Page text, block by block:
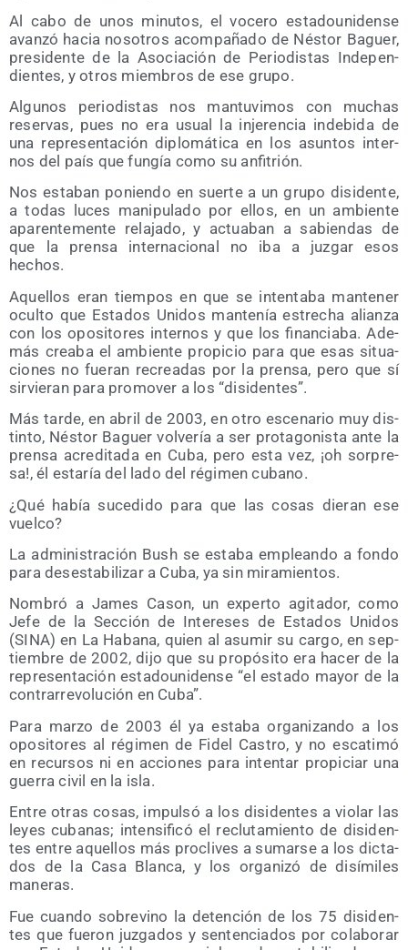
Al cabo de unos minu­tos, el voce­ro esta­dou­ni­den­se
avan­zó hacia noso­tros acom­pa­ña­do de Nés­tor Baguer,
pre­si­den­te de la Aso­cia­ción de Perio­dis­tas Inde­pen­
dien­tes, y otros miem­bros de ese grupo.
Algu­nos perio­dis­tas nos man­tu­vi­mos con muchas
reser­vas, pues no era usual la inje­ren­cia inde­bi­da de
una repre­sen­ta­ción diplo­má­ti­ca en los asun­tos inter­
nos del país que fun­gía como su anfitrión.
Nos esta­ban ponien­do en suer­te a un gru­po disi­den­te,
a todas luces mani­pu­la­do por ellos, en un ambien­te
apa­ren­te­men­te rela­ja­do, y actua­ban a sabien­das de
que la pren­sa inter­na­cio­nal no iba a juz­gar esos
hechos.
Aque­llos eran tiem­pos en que se inten­ta­ba man­te­ner
ocul­to que Esta­dos Uni­dos man­te­nía estre­cha alian­za
con los opo­si­to­res inter­nos y que los finan­cia­ba. Ade­
más crea­ba el ambien­te pro­pi­cio para que esas situa­
cio­nes no fue­ran recrea­das por la pren­sa, pero que sí
sir­vie­ran para pro­mo­ver a los “disi­den­tes”.
Más tar­de, en abril de 2003, en otro esce­na­rio muy dis­
tin­to, Nés­tor Baguer vol­ve­ría a ser pro­ta­go­nis­ta ante la
pren­sa acre­di­ta­da en Cuba, pero esta vez, ¡oh sor­pre­
sa!, él esta­ría del lado del régi­men cubano.
¿Qué había suce­di­do para que las cosas die­ran ese
vuelco?
La admi­nis­tra­ción Bush se esta­ba emplean­do a fon­do
para des­es­ta­bi­li­zar a Cuba, ya sin miramientos.
Nom­bró a James Cason, un exper­to agi­ta­dor, como
Jefe de la Sec­ción de Intere­ses de Esta­dos Uni­dos
(SINA) en La Haba­na, quien al asu­mir su car­go, en sep­
tiem­bre de 2002, dijo que su pro­pó­si­to era hacer de la
repre­sen­ta­ción esta­dou­ni­den­se “el esta­do mayor de la
con­tra­rre­vo­lu­ción en Cuba”.
Para mar­zo de 2003 él ya esta­ba orga­ni­zan­do a los
opo­si­to­res al régi­men de Fidel Cas­tro, y no esca­ti­mó
en recur­sos ni en accio­nes para inten­tar pro­pi­ciar una
gue­rra civil en la isla.
Entre otras cosas, impul­só a los disi­den­tes a vio­lar las
leyes cuba­nas; inten­si­fi­có el reclu­ta­mien­to de disi­den­
tes entre aque­llos más pro­cli­ves a sumar­se a los dic­ta­
dos de la Casa Blan­ca, y los orga­ni­zó de disí­mi­les
maneras.
Fue cuan­do sobre­vino la deten­ción de los 75 disi­den­
tes que fue­ron juz­ga­dos y sen­ten­cia­dos por cola­bo­rar